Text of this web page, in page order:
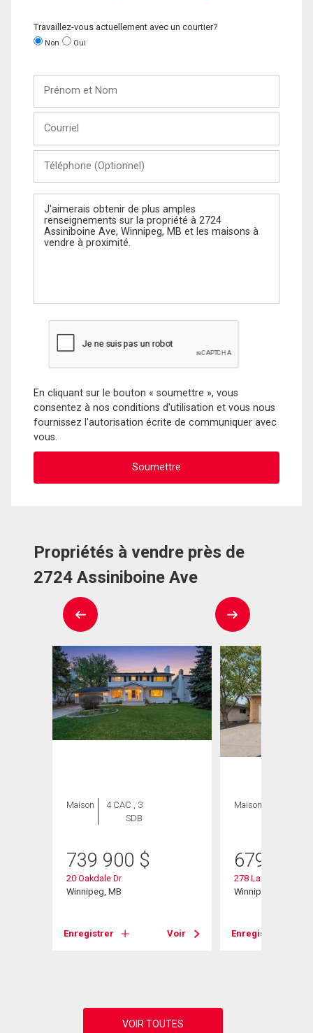
Travaillez-vous actuellement avec un courtier?
Non Oui
Nom
(Optionnel)
Message
En cliquant sur le bouton « soumettre », vous
consentez à nos conditions d'utilisation et vous nous
fournissez l'autorisation écrite de communiquer avec
vous.
Propriétés à vendre près de
2724 Assiniboine Ave
Maison
4 CAC , 3
SDB
739 900 $
20 Oakdale Dr
Winnipeg, MB
Enregistrer Voir
Maison
679 900
278 Laxdal Road
Winnipeg, MB
Enregistrer